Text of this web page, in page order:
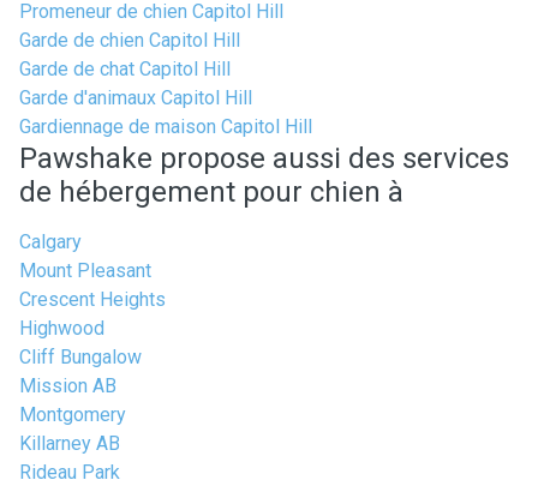
Promeneur de chien Capitol Hill
Garde de chien Capitol Hill
Garde de chat Capitol Hill
Garde d'animaux Capitol Hill
Gardiennage de maison Capitol Hill
Pawshake propose aussi des services
de hébergement pour chien à
Calgary
Mount Pleasant
Crescent Heights
Highwood
Cliff Bungalow
Mission AB
Montgomery
Killarney AB
Rideau Park